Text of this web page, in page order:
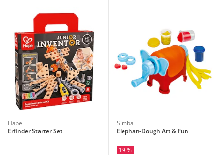
Hape
Erfinder Starter Set
Simba
Elephan-Dough Art & Fun
19 %